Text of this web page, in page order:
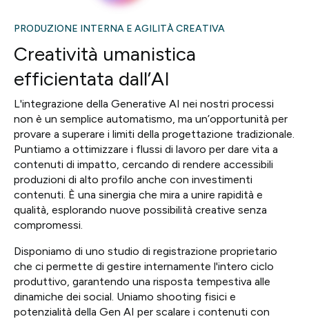
PRODUZIONE INTERNA E AGILITÀ CREATIVA
Creatività umanistica
efficientata dall’AI
L'integrazione della Generative AI nei nostri processi
non è un semplice automatismo, ma un’opportunità per
provare a superare i limiti della progettazione tradizionale.
Puntiamo a ottimizzare i flussi di lavoro per dare vita a
contenuti di impatto, cercando di rendere accessibili
produzioni di alto profilo anche con investimenti
contenuti. È una sinergia che mira a unire rapidità e
qualità, esplorando nuove possibilità creative senza
compromessi.
Disponiamo di uno studio di registrazione proprietario
che ci permette di gestire internamente l'intero ciclo
produttivo, garantendo una risposta tempestiva alle
dinamiche dei social. Uniamo shooting fisici e
potenzialità della Gen AI per scalare i contenuti con